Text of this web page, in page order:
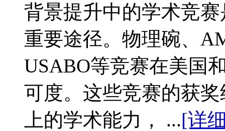
背景提升中的学术竞
重要途径。物理碗、
USABO等竞赛在美国
可度。这些竞赛的获
上的学术能力， ...[详